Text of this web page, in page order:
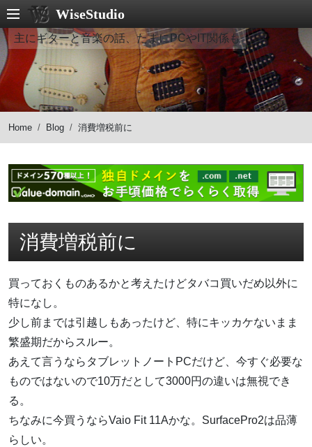
WiseStudio
主にギターと音楽の話、たまにPCやIT関係も
Home Blog 消費増税前に
消費増税前に
買っておくものあるかと考えたけどタバコ買いだめ以外に
特になし。
少し前までは引越しもあったけど、特にキッカケないまま
繁盛期だからスルー。
あえて言うならタブレットノートPCだけど、今すぐ必要な
ものではないので10万だとして3000円の違いは無視でき
る。
ちなみに今買うならVaio Fit 11Aかな。SurfacePro2は品薄
らしい。